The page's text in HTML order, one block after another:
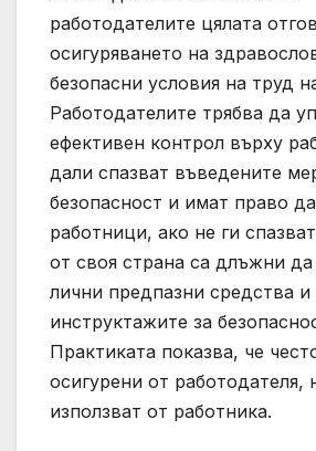
работодателите цялата
осигуряването на
безопасни условия на труд
Работодателите трябва да
ефективен контрол върху
дали спазват въведените
безопасност и имат право
работници, ако не ги
от своя страна са длъжни да
лични предпазни средства и
инструктажите за
Практиката показва, че
осигурени от работодателя,
използват от работника.